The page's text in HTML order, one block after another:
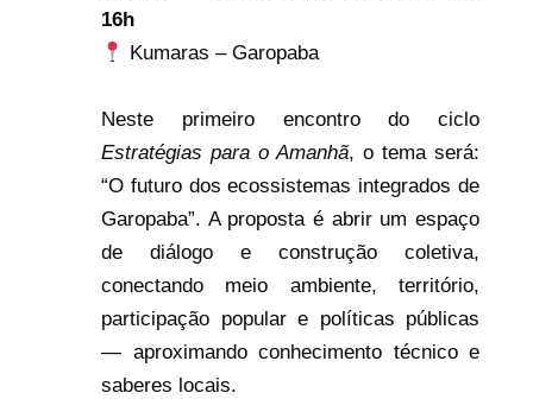
16h
Kumaras – Garopaba
Neste primeiro encontro do ciclo
Estratégias para o Amanhã, o tema será:
“O futuro dos ecossistemas integrados de
Garopaba”. A proposta é abrir um espaço
de diálogo e construção coletiva,
conectando meio ambiente, território,
participação popular e políticas públicas
— aproximando conhecimento técnico e
saberes locais.